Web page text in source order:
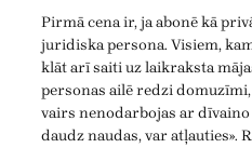
Pirmā cena ir, ja abonē kā
juridiska persona. Visiem,
klāt arī saiti uz laikraksta
personas ailē redzi
vairs nenodarbojas ar
daudz naudas, var atļauties».